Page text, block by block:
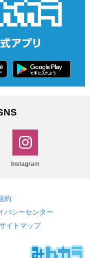
Instagram
約
バシーセンター
イトマップ